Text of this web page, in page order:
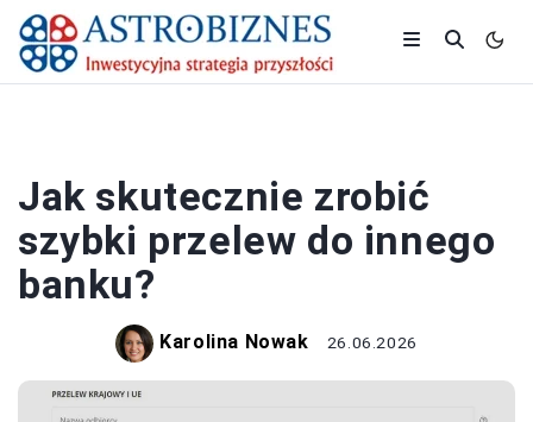
Jak skutecznie zrobić
szybki przelew do innego
banku?
Karolina Nowak 26.06.2026